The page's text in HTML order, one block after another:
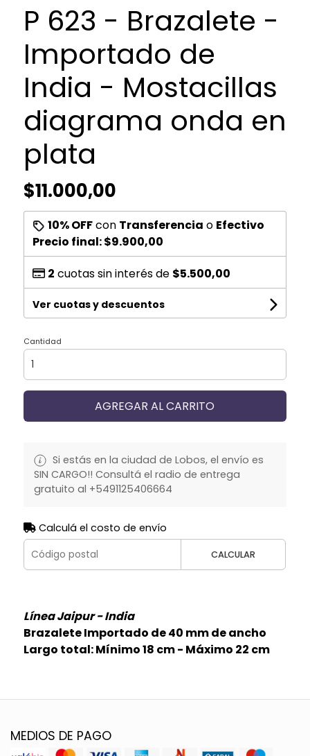
P 623 - Brazalete -
Importado de
India - Mostacillas
diagrama onda en
plata
$11.000,00
10% OFFcon Transferencia o Efectivo
Precio final:$9.900,00
2 cuotas sin interés de $5.500,00
Ver cuotas y descuentos
Cantidad
AGREGAR AL CARRITO
Si estás en la ciudad de Lobos, el envío es
SIN CARGO!! Consultá el radio de entrega
gratuito al +5491125406664
Calculá el costo de envío
CALCULAR
Línea Jaipur - India
Brazalete Importado de 40 mm de ancho
Largo total: Mínimo 18 cm - Máximo 22 cm
MEDIOS DE PAGO